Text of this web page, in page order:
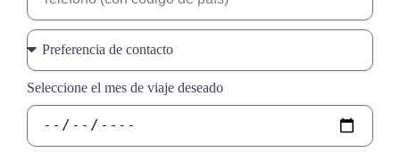
Seleccione el mes de viaje deseado